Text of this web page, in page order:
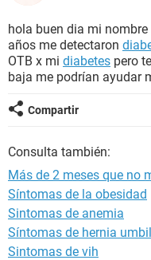
SEXUALIDAD
hola buen dia mi
años me detectaron
OTB x mi diabetes pero
baja me podrían ayudar
Compartir
Consulta también:
Más de 2 meses que no
Síntomas de la obesidad
Sintomas de anemia
Síntomas de hernia
Sintomas de vih